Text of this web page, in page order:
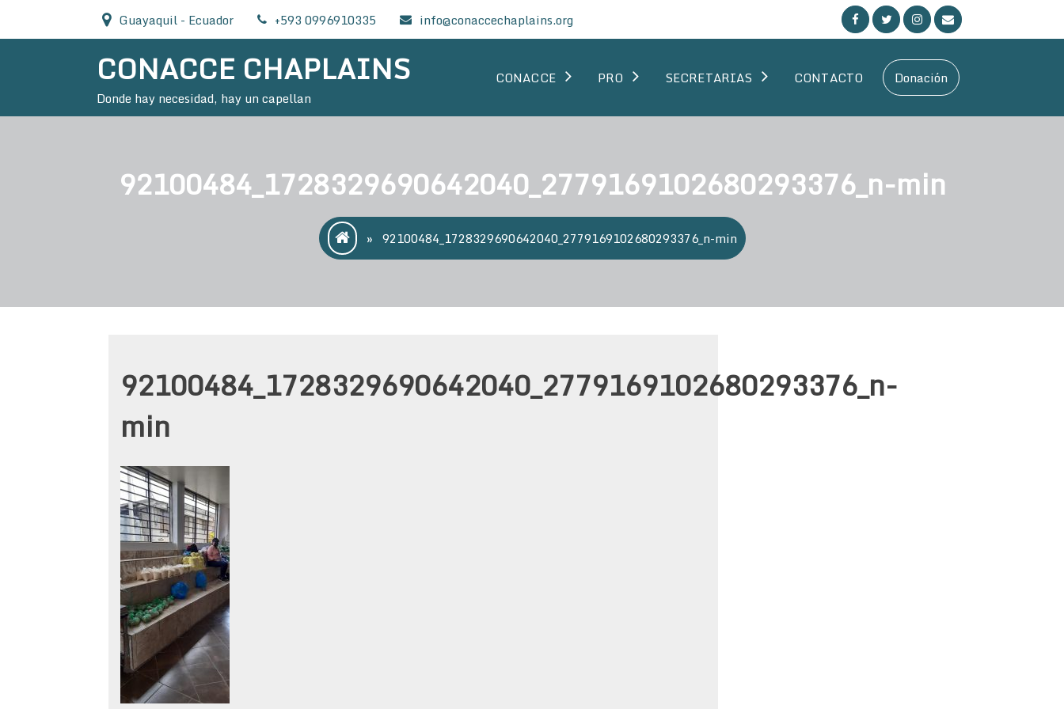
content
Guayaquil - Ecuador +593 0996910335 info@conaccechaplains.org
CONACCE CHAPLAINS
Donde hay necesidad, hay un capellan
CONACCE PRO SECRETARIAS CONTACTO Donación
92100484_1728329690642040_2779169102680293376_n-min
» 92100484_1728329690642040_2779169102680293376_n-min
92100484_1728329690642040_2779169102680293376_n-
min